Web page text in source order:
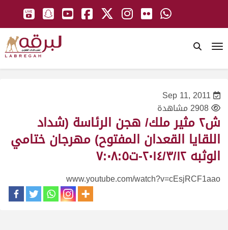
Sep 11, 2011
2908 مشاهدة
ش٢ مثير ملك/ هجن الرئاسة (شداد
اللقايا القعدان المفتوح) مهرجان ختامي
الوثبه ٢٠١٤/٣/١٢-ت٧:٠٨:٥
www.youtube.com/watch?v=cEsjRCF1aao